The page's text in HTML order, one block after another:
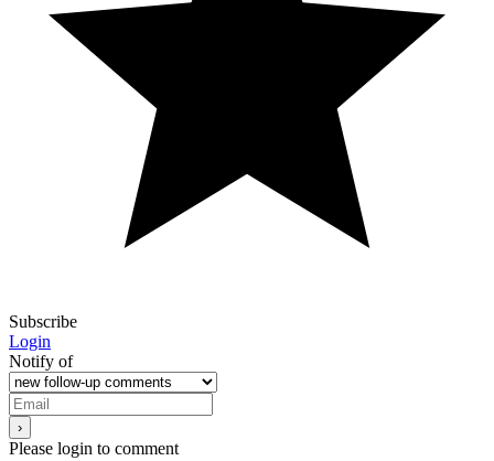
Subscribe
Login
Notify of
Please login to comment